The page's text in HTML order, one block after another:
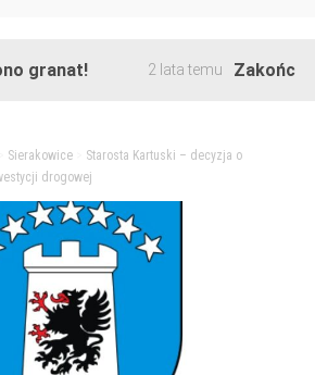
2 lata temu Zakończono
Sierakowice> Starosta Kartuski – decyzja o
drogowej